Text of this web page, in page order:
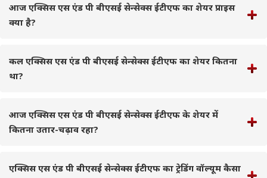
आज एक्सिस एस एंड पी बीएसई सेन्सेक्स ईटीएफ का शेयर प्राइस
क्या है?
कल एक्सिस एस एंड पी बीएसई सेन्सेक्स ईटीएफ का शेयर कितना
था?
आज एक्सिस एस एंड पी बीएसई सेन्सेक्स ईटीएफ के शेयर में
कितना उतार-चढ़ाव रहा?
एक्सिस एस एंड पी बीएसई सेन्सेक्स ईटीएफ का ट्रेडिंग वॉल्यूम कैसा